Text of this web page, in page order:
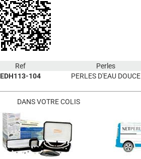
Ref Perles
EDH113-104
PERLES D'EAU DOUCE
DANS VOTRE COLIS